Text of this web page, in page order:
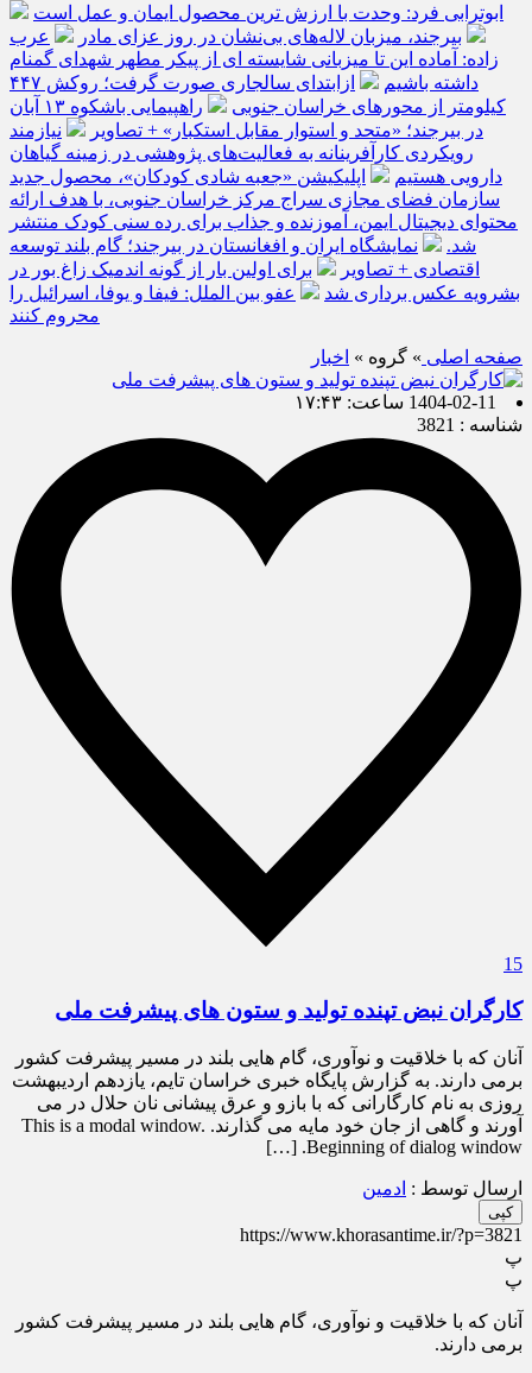
ابوترابی فرد: وحدت با ارزش ترین محصول ایمان و عمل است
بیرجند، میزبان لاله‌های بی‌نشان در روز عزای مادر
عرب
زاده: آماده این تا میزبانی شایسته ای از پیکر مطهر شهدای گمنام
داشته باشیم
ازابتدای سالجاری صورت گرفت؛ روکش ۴۴۷
کیلومتر از محورهای خراسان جنوبی
راهپیمایی باشکوه ۱۳ آبان
در بیرجند؛ «متحد و استوار مقابل استکبار» + تصاویر
نیازمند
رویکردی کارآفرینانه به فعالیت‌های پژوهشی در زمینه گیاهان
دارویی هستیم
اپلیکیشن «جعبه شادی کودکان»، محصول جدید
سازمان فضای مجازی سراج مرکز خراسان جنوبی، با هدف ارائه
محتوای دیجیتال ایمن، آموزنده و جذاب برای رده سنی کودک منتشر
شد.
نمایشگاه ایران و افغانستان در بیرجند؛ گام بلند توسعه
اقتصادی + تصاویر
برای اولین بار از گونه اندمیک زاغ بور در
بشرویه عکس برداری شد
عفو بین الملل: فیفا و یوفا، اسرائیل را
محروم کنند
صفحه اصلی » گروه » اخبار
1404-02-11 ساعت: ۱۷:۴۳
شناسه : 3821
15
کارگران نبض تپنده تولید و ستون های پیشرفت ملی
آنان که با خلاقیت و نوآوری، گام هایی بلند در مسیر پیشرفت کشور
برمی دارند. به گزارش پایگاه خبری خراسان تایم، یازدهم اردیبهشت
روزی به نام کارگارانی که با بازو و عرق پیشانی نان حلال در می
آورند و گاهی از جان خود مایه می‌ گذارند. This is a modal window.
Beginning of dialog window. […]
ارسال توسط : ادمین
کپی
https://www.khorasantime.ir/?p=3821
پ
پ
آنان که با خلاقیت و نوآوری، گام هایی بلند در مسیر پیشرفت کشور
برمی دارند.